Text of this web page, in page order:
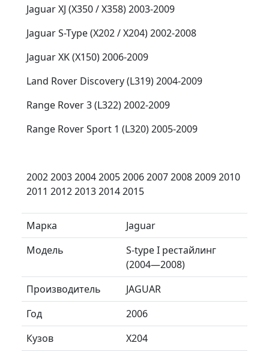
Jaguar XJ (X350 / X358) 2003-2009
Jaguar S-Type (X202 / X204) 2002-2008
Jaguar XK (X150) 2006-2009
Land Rover Discovery (L319) 2004-2009
Range Rover 3 (L322) 2002-2009
Range Rover Sport 1 (L320) 2005-2009
2002 2003 2004 2005 2006 2007 2008 2009 2010
2011 2012 2013 2014 2015
Марка
Jaguar
Модель
S-type I рестайлинг
(2004—2008)
Производитель
JAGUAR
Год
2006
Кузов
X204